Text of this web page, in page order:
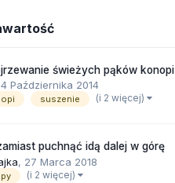
świeżych pąków konopi
4 Października 2014
suszenie (i 2 więcej)
puchnąć idą dalej w górę
, 27 Marca 2018
(i 2 więcej)